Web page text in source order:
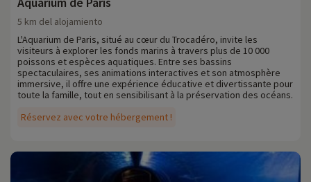
Réservez avec votre hébergement !
5 km del alojamiento
L'Aquarium de Paris, situé au cœur du Trocadéro, invite les
visiteurs à explorer les fonds marins à travers plus de 10 000
poissons et espèces aquatiques. Entre ses bassins
spectaculaires, ses animations interactives et son atmosphère
immersive, il offre une expérience éducative et divertissante pour
toute la famille, tout en sensibilisant à la préservation des océans.